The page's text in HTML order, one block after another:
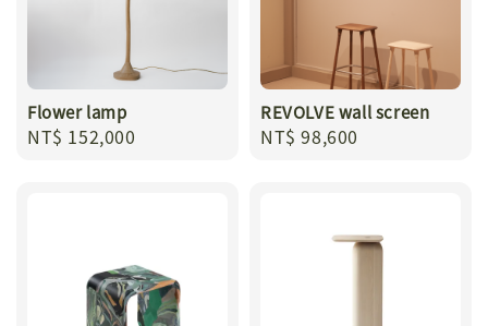
Flower lamp
Regular
NT$ 152,000
REVOLVE wall screen
Regular
NT$ 98,600